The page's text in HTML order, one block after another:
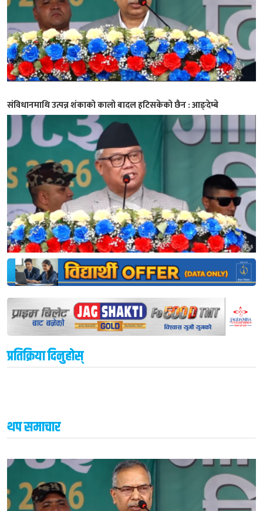
संविधानमाथि उत्पन्न शंकाको कालो बादल हटिसकेको छैन : आङ्देम्बे
प्रतिक्रिया दिनुहोस्
थप समाचार